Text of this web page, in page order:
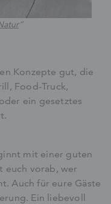
”
Konzepte gut, die
Food-Truck,
ein gesetztes
mit einer guten
euch vorab, wer
Auch für eure Gäste
Ein liebevoll